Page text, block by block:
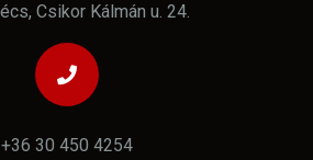
Csikor Kálmán u. 24.
+36 30 450 4254